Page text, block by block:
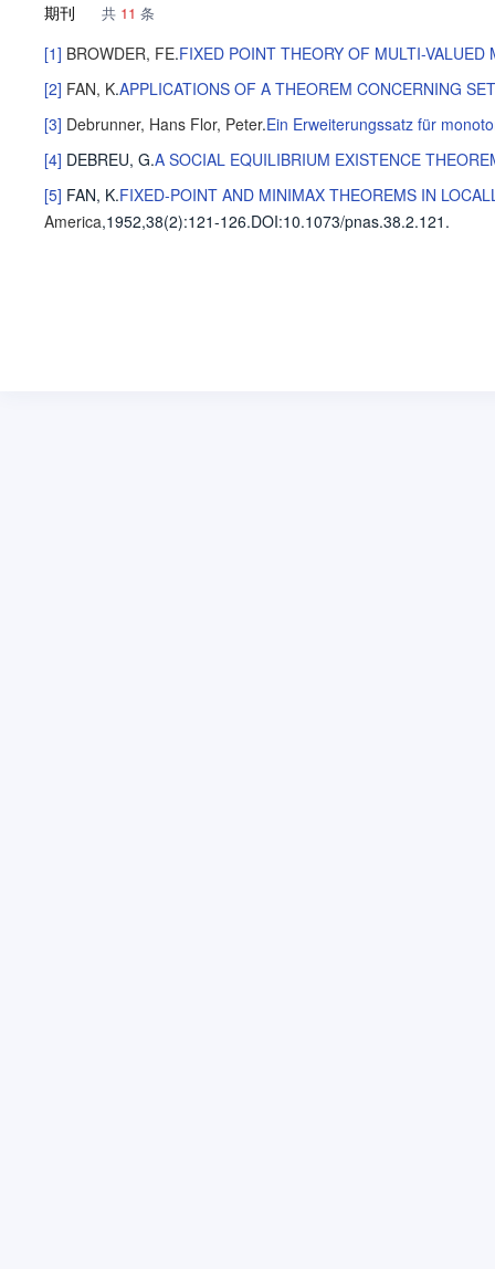
期刊 共 11 条
[1] BROWDER, FE.FIXED POINT THEORY OF MULTI-
[2] FAN, K.APPLICATIONS OF A THEOREM CONCERNING
[3] Debrunner, Hans Flor, Peter.Ein Erweiterungssatz für
[4] DEBREU, G.A SOCIAL EQUILIBRIUM EXISTENCE
[5] FAN, K.FIXED-POINT AND MINIMAX THEOREMS IN
America,1952,38(2):121-126.DOI:10.1073/pnas.38.2.121.